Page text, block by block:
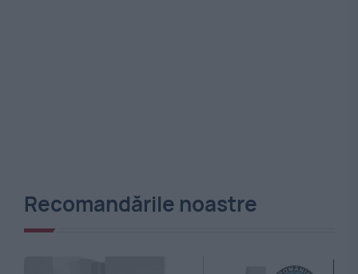
Recomandările noastre